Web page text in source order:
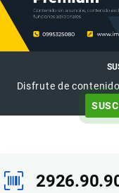
Disfrute de